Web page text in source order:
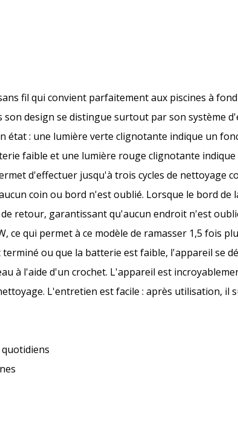
fil qui convient parfaitement aux piscines à
design se distingue surtout par son système
état : une lumière verte clignotante indique un
faible et une lumière rouge clignotante
d'effectuer jusqu'à trois cycles de nettoyage
coin ou bord n'est oublié. Lorsque le bord de
retour, garantissant qu'aucun endroit n'est
ce qui permet à ce modèle de ramasser 1,5 fois
ou que la batterie est faible, l'appareil se
à l'aide d'un crochet. L'appareil est
L'entretien est facile : après utilisation, il